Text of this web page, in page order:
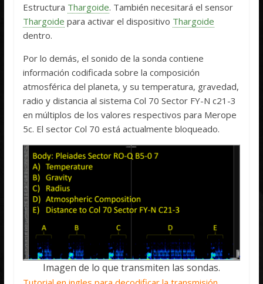
Estructura Thargoide. También necesitará el sensor
Thargoide para activar el dispositivo Thargoide
dentro.
Por lo demás, el sonido de la sonda contiene
información codificada sobre la composición
atmosférica del planeta, y su temperatura, gravedad,
radio y distancia al sistema Col 70 Sector FY-N c21-3
en múltiplos de los valores respectivos para Merope
5c. El sector Col 70 está actualmente bloqueado.
Imagen de lo que transmiten las sondas.